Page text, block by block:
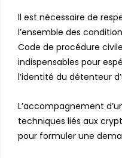
Il est nécessaire de
l’ensemble des
Code de procédure
indispensables pour
l’identité du détenteur
L’accompagnement
techniques liés aux
pour formuler une